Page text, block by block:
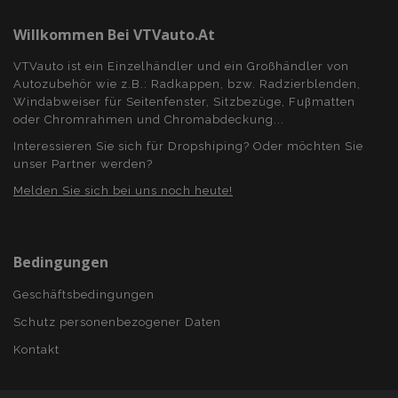
Willkommen Bei VTVauto.at
VTVauto ist ein Einzelhändler und ein Großhändler von
Autozubehör wie z.B.: Radkappen, bzw. Radzierblenden,
Windabweiser für Seitenfenster, Sitzbezüge, Fuβmatten
oder Chromrahmen und Chromabdeckung...
Interessieren Sie sich für Dropshiping? Oder möchten Sie
unser Partner werden?
Melden Sie sich bei uns noch heute!
Bedingungen
Geschäftsbedingungen
Schutz personenbezogener Daten
Kontakt
Adobe Inc.
www.vtvauto.at
product_data_storage
recently_viewed_product_previous